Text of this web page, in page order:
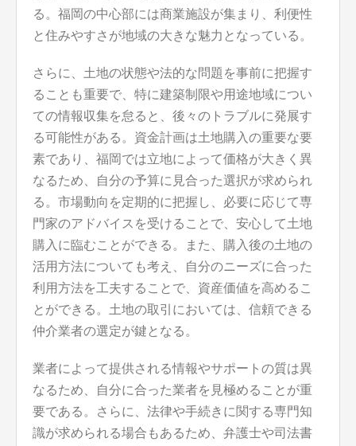
る。福岡の中心部には商業施設が集まり、利便性
と住みやすさが地域の大きな魅力となっている。
さらに、土地の状態や法的な問題を事前に把握す
ることも重要で、特に建築制限や用途地域につい
ての情報収集を怠ると、後々のトラブルに発展す
る可能性がある。資金計画は土地購入の重要な要
素であり、福岡では立地によって価格が大きく異
なるため、自分の予算に見合った選択が求められ
る。市場動向を定期的に把握し、必要に応じて専
門家のアドバイスを受けることで、安心して土地
購入に臨むことができる。また、購入後の土地の
活用方法についても考え、自分のニーズに合った
利用方法を工夫することで、資産価値を高めるこ
とができる。土地の取引においては、信頼できる
仲介業者の選定が鍵となる。
業者によって提供される情報やサポートの質は異
なるため、自分に合った業者を見極めることが重
要である。さらに、法律や手続きに関する専門知
識が求められる場合もあるため、弁護士や司法書